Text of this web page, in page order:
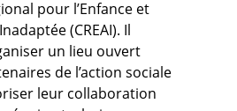
pour l’Enfance et
(CREAI). Il
un lieu ouvert
de l’action sociale
leur collaboration